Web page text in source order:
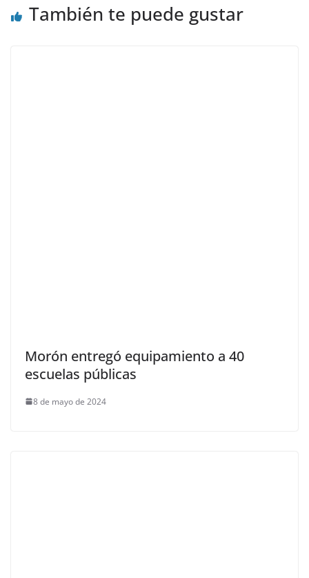
También te puede gustar
Morón entregó equipamiento a 40
escuelas públicas
8 de mayo de 2024